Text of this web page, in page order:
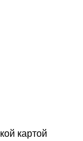
картой